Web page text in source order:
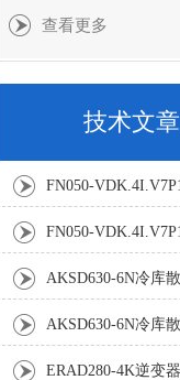
查看更多
技术文章